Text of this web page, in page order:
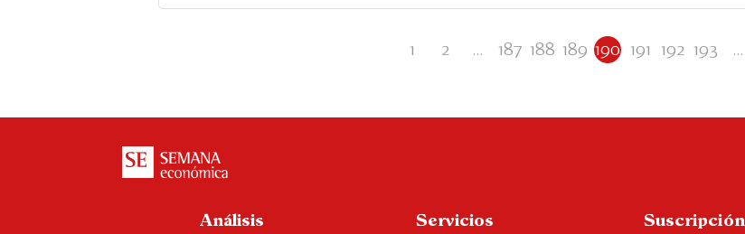
1 2 ... 187 188 189 190 191 192 193 ...
Análisis Servicios Suscripción